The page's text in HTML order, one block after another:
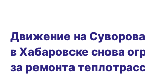
Движение на Суворова
в Хабаровске снова
за ремонта